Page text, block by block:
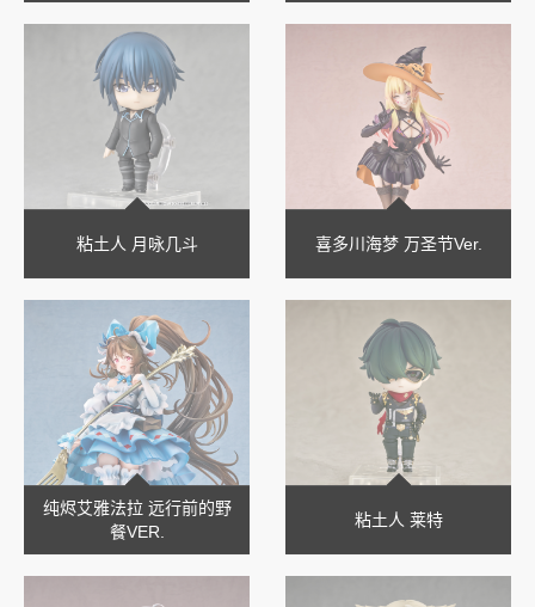
粘土人 月咏几斗 喜多川海梦 万圣节Ver.
纯烬艾雅法拉 远行前的野
餐VER.
粘土人 莱特